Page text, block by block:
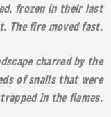
frozen in their last
The fire moved fast.
charred by the
of snails that were
trapped in the flames.